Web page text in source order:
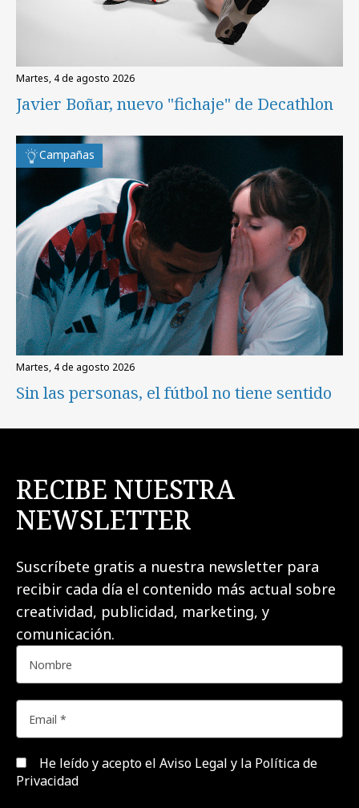
martes, 4 de agosto 2026
Javier Boñar, nuevo "fichaje" de Decathlon
Campañas
martes, 4 de agosto 2026
Sin las personas, el fútbol no tiene sentido
RECIBE NUESTRA
NEWSLETTER
Suscríbete gratis a nuestra newsletter para
recibir cada día el contenido más actual sobre
creatividad, publicidad, marketing, y
comunicación.
He leído y acepto el Aviso Legal y la Política de
Privacidad